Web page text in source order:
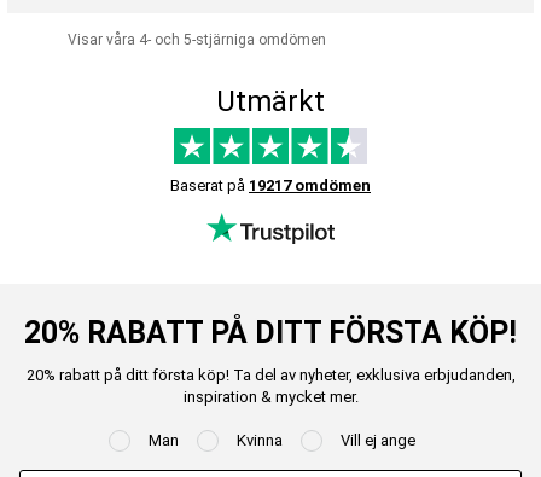
Visar våra 4- och 5-stjärniga omdömen
Utmärkt
Baserat på 19217 omdömen
20% RABATT PÅ DITT FÖRSTA KÖP!
20% rabatt på ditt första köp! Ta del av nyheter, exklusiva erbjudanden,
inspiration & mycket mer.
Man Kvinna Vill ej ange